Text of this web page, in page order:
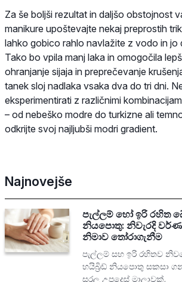
Za še boljši rezultat in daljšo obstojnost
manikure upoštevajte nekaj preprostih
lahko gobico rahlo navlažite z vodo in jo
Tako bo vpila manj laka in omogočila
ohranjanje sijaja in preprečevanje
tanek sloj nadlaka vsaka dva do tri dni.
eksperimentirati z različnimi
– od nebeško modre do turkizne ali
odkrijte svoj najljubši modri gradient.
Najnovejše
පැල්ලම් හෝ ඉරි රහිත
නියපොතු: නිවැරදි
නිමාව තෝරාගැනීම
පැල්ලම් සහ ඉරි රහිතව
හයිබ්‍රිඩ් නියපොතු සකසා
සරල උපදෙස් මාලාවක්.